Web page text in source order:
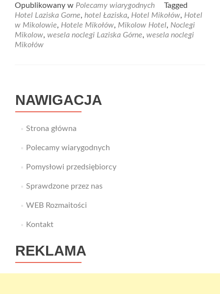
Hotel
w
Opublikowany w Polecamy wiarygodnych
Tagged
Hotel Laziska Gorne, hotel Łaziska, Hotel Mikołów, Hotel
w Mikolowie, Hotele Mikołów, Mikolow Hotel, Noclegi
Mikolow, wesela noclegi Laziska Górne, wesela noclegi
Mikołów
NAWIGACJA
Strona główna
Polecamy wiarygodnych
Pomysłowi przedsiębiorcy
Sprawdzone przez nas
WEB Rozmaitości
Kontakt
REKLAMA